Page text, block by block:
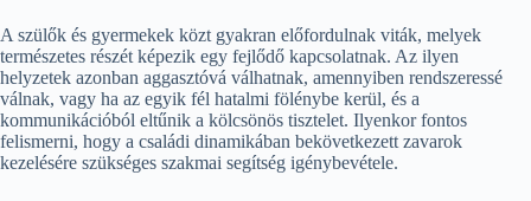
A szülők és gyermekek közt gyakran előfordulnak viták, melyek
természetes részét képezik egy fejlődő kapcsolatnak. Az ilyen
helyzetek azonban aggasztóvá válhatnak, amennyiben rendszeressé
válnak, vagy ha az egyik fél hatalmi fölénybe kerül, és a
kommunikációból eltűnik a kölcsönös tisztelet. Ilyenkor fontos
felismerni, hogy a családi dinamikában bekövetkezett zavarok
kezelésére szükséges szakmai segítség igénybevétele.